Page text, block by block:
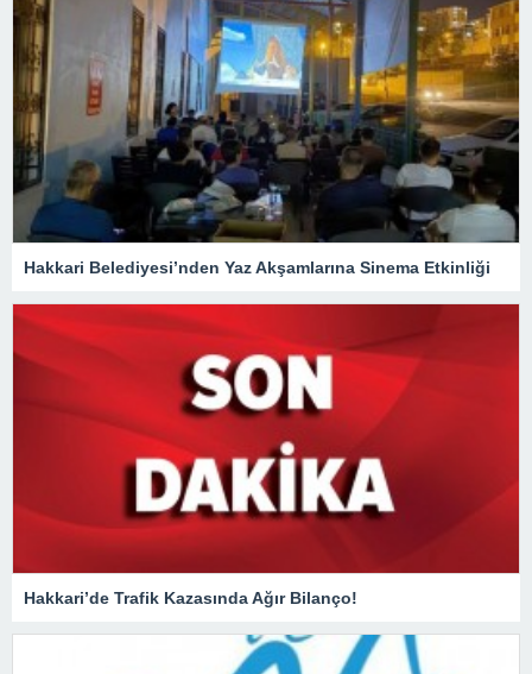
Hakkari Belediyesi’nden Yaz Akşamlarına Sinema Etkinliği
Hakkari’de Trafik Kazasında Ağır Bilanço!